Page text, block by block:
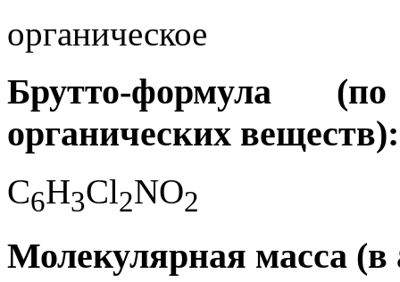
органическое
Брутто-формула
органических веществ):
C6H3Cl2NO2
Молекулярная масса (в